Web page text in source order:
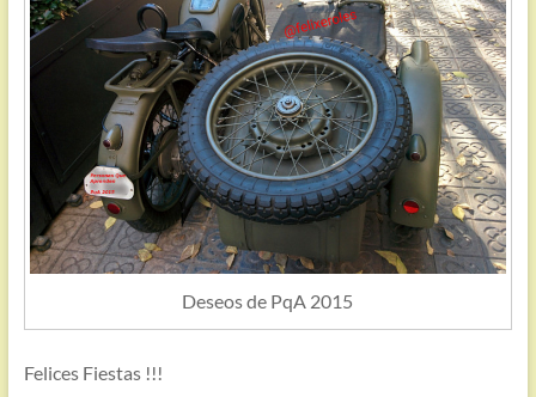
Deseos de PqA 2015
Felices Fiestas !!!